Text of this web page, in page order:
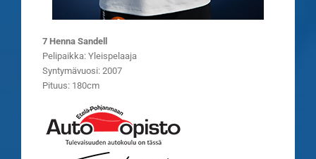
7 Henna Sandell
Pelipaikka: Yleispelaaja
Syntymävuosi: 2007
Pituus: 180cm